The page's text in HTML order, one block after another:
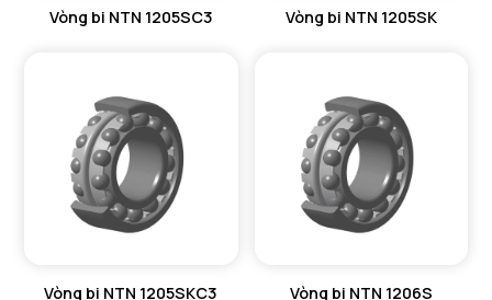
Vòng bi NTN 1205SC3 Vòng bi NTN 1205SK
Vòng bi NTN 1205SKC3 Vòng bi NTN 1206S